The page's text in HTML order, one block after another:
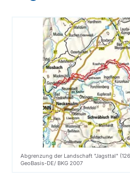
Abgrenzung der Landschaft "Jagsttal"
GeoBasis-DE/ BKG 2007